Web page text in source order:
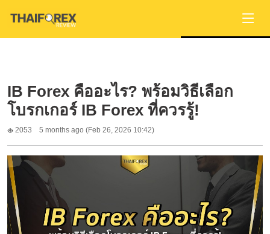
IB Forex คืออะไร? พร้อมวิธีเลือก
โบรกเกอร์ IB Forex ที่ควรรู้!
2053 5 months ago (Feb 26, 2026 10:42)